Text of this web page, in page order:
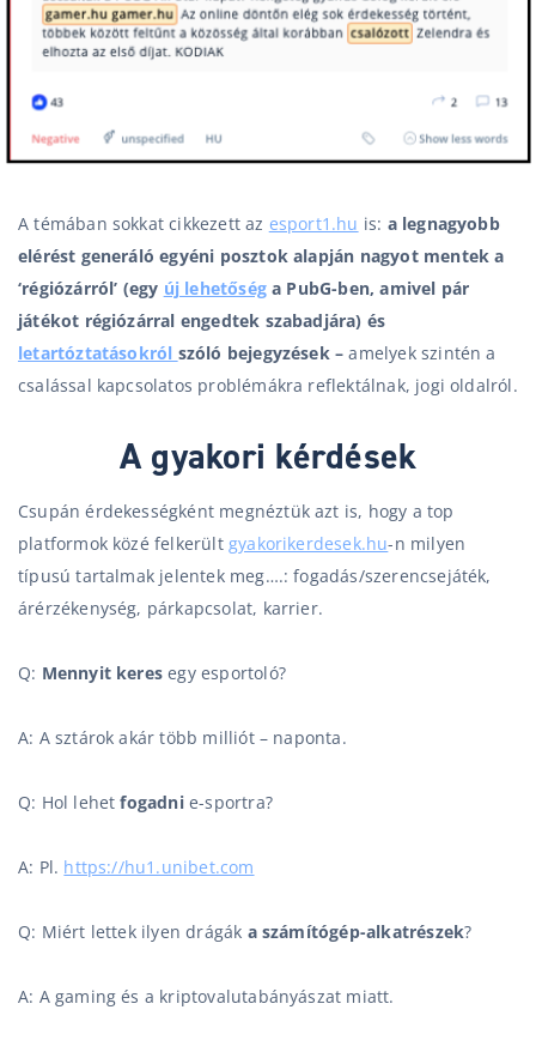
A témában sokkat cikkezett az esport1.hu is: a legnagyobb
elérést generáló egyéni posztok alapján nagyot mentek a
‘régiózárról’ (egy új lehetőséga PubG-ben, amivel pár
játékot régiózárral engedtek szabadjára) és
letartóztatásokról szóló bejegyzések – amelyek szintén a
csalással kapcsolatos problémákra reflektálnak, jogi oldalról.
A gyakori kérdések
Csupán érdekességként megnéztük azt is, hogy a top
platformok közé felkerült gyakorikerdesek.hu-n milyen
típusú tartalmak jelentek meg….: fogadás/szerencsejáték,
árérzékenység, párkapcsolat, karrier.
Q: Mennyit keresegy esportoló?
A: A sztárok akár több milliót – naponta.
Q: Hol lehetfogadnie-sportra?
A: Pl. https://hu1.unibet.com
Q: Miért lettek ilyen drágák a számítógép-alkatrészek?
A: A gaming és a kriptovalutabányászat miatt.